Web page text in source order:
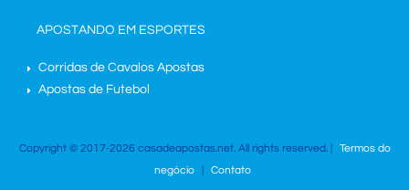
APOSTANDO EM ESPORTES
Corridas de Cavalos Apostas
Apostas de Futebol
Copyright © 2017-2026 casadeapostas.net. All rights reserved. |
Termos do
negócio
Contato